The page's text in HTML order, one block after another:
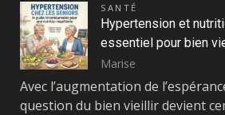
SANTÉ
Hypertension et
essentiel pour bien
Marise
Avec l’augmentation de
question du bien vieillir devient